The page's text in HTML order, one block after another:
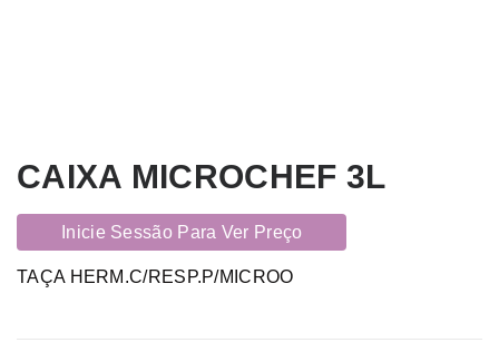
CAIXA MICROCHEF 3L
Inicie Sessão Para Ver Preço
TAÇA HERM.C/RESP.P/MICROO